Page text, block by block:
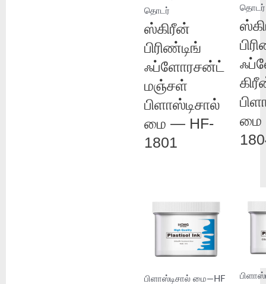
தொடர்
ஸ்கிரீன்
பிரிண்டிங்
ஃப்ளோரசன்ட்
மஞ்சள்
பிளாஸ்டிசால்
மை — HF-
1801
தொடர்
மை
பிளாஸ்டிசால் மை—HF